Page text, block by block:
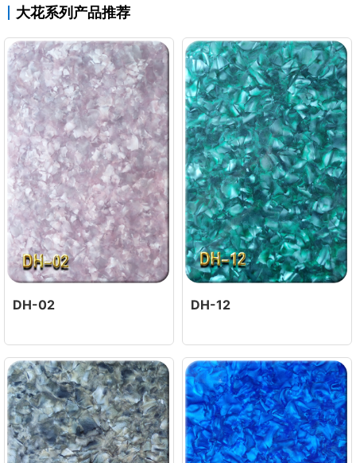
大花系列产品推荐
DH-02 DH-12